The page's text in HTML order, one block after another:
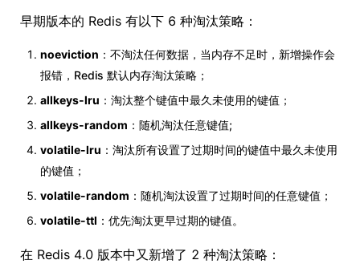
早期版本的 Redis 有以下 6 种淘汰策略：
noeviction ：不淘汰任何数据，当内存不足时，新增操作会
报错，Redis 默认内存淘汰策略；
allkeys-lru ：淘汰整个键值中最久未使用的键值；
allkeys-random ：随机淘汰任意键值;
volatile-lru ：淘汰所有设置了过期时间的键值中最久未使用
的键值；
volatile-random ：随机淘汰设置了过期时间的任意键值；
volatile-ttl ：优先淘汰更早过期的键值。
在 Redis 4.0 版本中又新增了 2 种淘汰策略：